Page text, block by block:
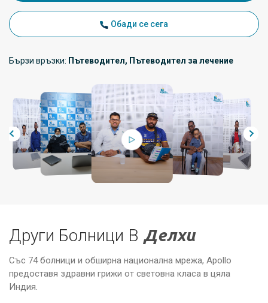
Обади се сега
Бързи връзки: Пътеводител, Пътеводител за лечение
Други Болници В Делхи
Със 74 болници и обширна национална мрежа, Apollo
предоставя здравни грижи от световна класа в цяла
Индия.
Болници Аполо, Делхи